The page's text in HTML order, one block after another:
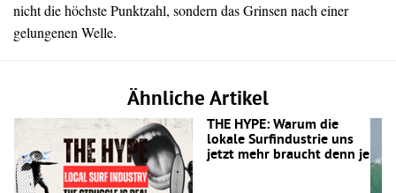
nicht die höchste Punktzahl, sondern das Grinsen nach einer
gelungenen Welle.
Ähnliche Artikel
THE HYPE: Warum die
lokale Surfindustrie uns
jetzt mehr braucht denn je